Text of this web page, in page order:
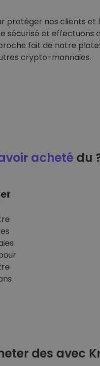
protéger nos clients et
sécurisé et effectuons
fait de notre
crypto-monnaies.
acheté du
des avec